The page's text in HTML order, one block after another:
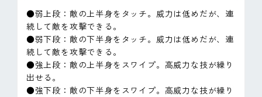
●弱上段：敵の上半身をタッチ。威力は低めだが、連
続して敵を攻撃できる。
●弱下段：敵の下半身をタッチ。威力は低めだが、連
続して敵を攻撃できる。
●強上段：敵の上半身をスワイプ。高威力な技が繰り
出せる。
●強下段：敵の下半身をスワイプ。高威力な技が繰り